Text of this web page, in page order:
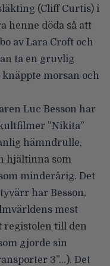
(Cliff Curtis) i
henne döda så att
av Lara Croft och
ta en gruvlig
morsan och
Luc Besson har
”Nikita”
hämndrulle,
hjältinna som
minderårig. Det
har Besson,
mest
registolen till den
gjorde sin
3”…). Det